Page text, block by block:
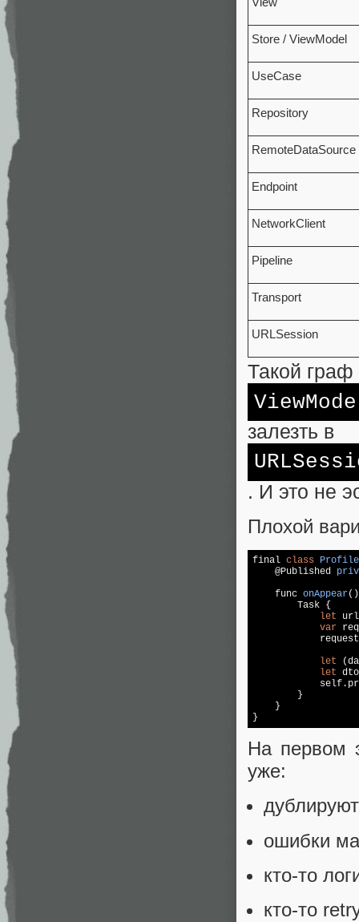
Store / ViewModel
UseCase
Repository
RemoteDataSource
Endpoint
NetworkClient
Pipeline
Transport
URLSession
Такой
залезть в
. И это не
Плохой
final class
    @
Published
    func
onAppear(
        Task {
let url
var
let
let
        }
    }
На первом
уже:
ошибки
кто‑то
кто‑то